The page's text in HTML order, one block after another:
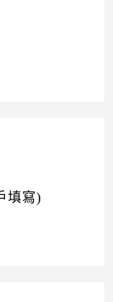
填寫)